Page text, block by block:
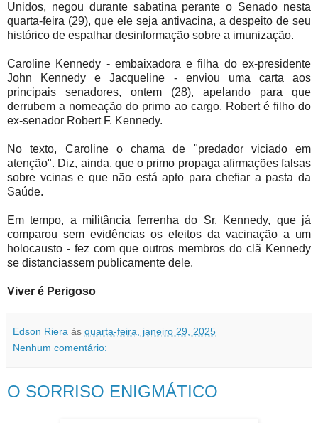
Unidos, negou durante sabatina perante o Senado nesta
quarta-feira (29), que ele seja antivacina, a despeito de seu
histórico de espalhar desinformação sobre a imunização.
Caroline Kennedy - embaixadora e filha do ex-presidente
John Kennedy e Jacqueline - enviou uma carta aos
principais senadores, ontem (28), apelando para que
derrubem a nomeação do primo ao cargo. Robert é filho do
ex-senador Robert F. Kennedy.
No texto, Caroline o chama de "predador viciado em
atenção". Diz, ainda, que o primo propaga afirmações falsas
sobre vcinas e que não está apto para chefiar a pasta da
Saúde.
Em tempo, a militância ferrenha do Sr. Kennedy, que já
comparou sem evidências os efeitos da vacinação a um
holocausto - fez com que outros membros do clã Kennedy
se distanciassem publicamente dele.
Viver é Perigoso
Edson Riera às quarta-feira, janeiro 29, 2025
Nenhum comentário:
O SORRISO ENIGMÁTICO